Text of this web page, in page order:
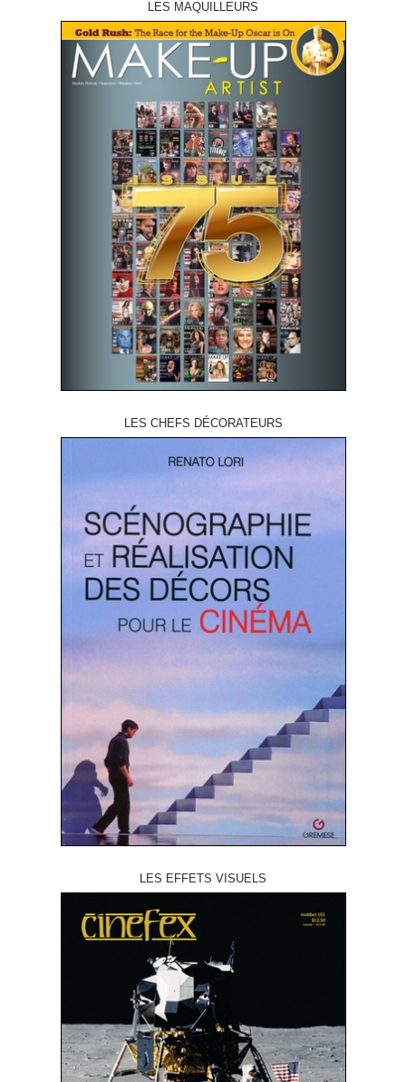
LES MAQUILLEURS
LES CHEFS DÉCORATEURS
LES EFFETS VISUELS